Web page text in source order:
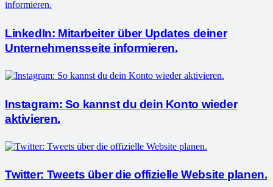
LinkedIn: Mitarbeiter über Updates deiner
Unternehmensseite informieren.
Instagram: So kannst du dein Konto wieder
aktivieren.
Twitter: Tweets über die offizielle Website planen.